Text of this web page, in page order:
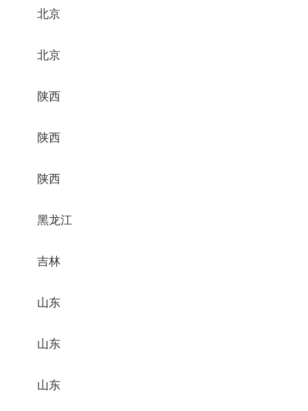
北京
北京
陕西
陕西
陕西
黑龙江
吉林
山东
山东
山东